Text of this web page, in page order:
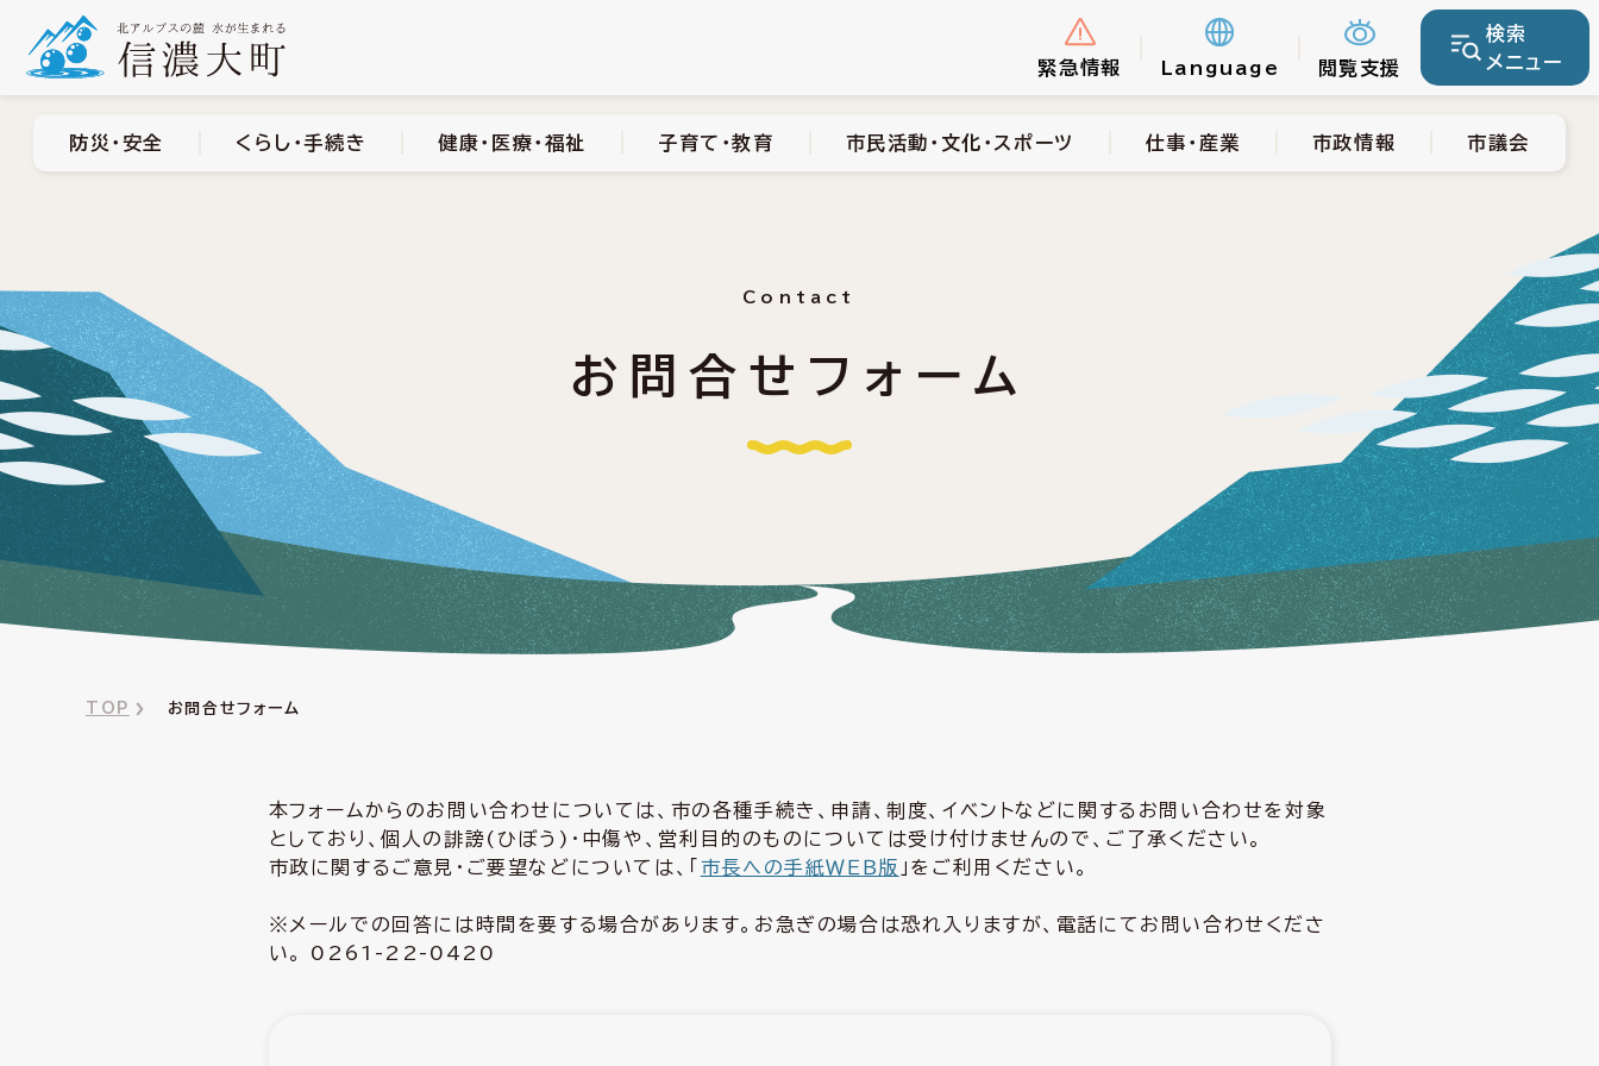
緊急情報 Language 閲覧支援
検索
メニュー
市民活動・文化・スポーツ 市政情報 市議会
防災・安全 くらし・手続き 健康・医療・福祉 子育て・教育 市民活動・文化・スポーツ 仕事・産業 市政情報 市議会
Contact
お問合せフォーム
TOP お問合せフォーム
本フォームからのお問い合わせについては、市の各種手続き、申請、制度、イベントなどに関するお問い合わせを対象
としており、個人の誹謗(ひぼう)・中傷や、営利目的のものについては受け付けませんので、ご了承ください。
市政に関するご意見・ご要望などについては、「 市長への手紙ＷＥＢ版 」をご利用ください。
※メールでの回答には時間を要する場合があります。お急ぎの場合は恐れ入りますが、電話にてお問い合わせくださ
い。 0261-22-0420